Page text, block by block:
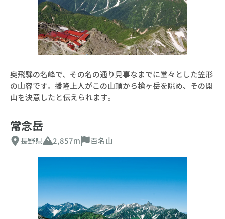
奥飛騨の名峰で、その名の通り見事なまでに堂々とした笠形
の山容です。播隆上人がこの山頂から槍ヶ岳を眺め、その開
山を決意したと伝えられます。
常念岳
長野県 2,857m 百名山